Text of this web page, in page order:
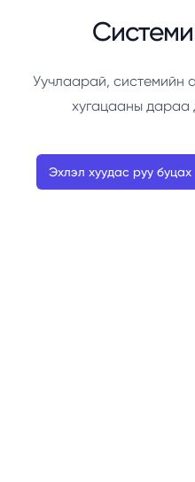
Уучлаарай, системийн
хугацааны дараа
Эхлэл хуудас руу буцах